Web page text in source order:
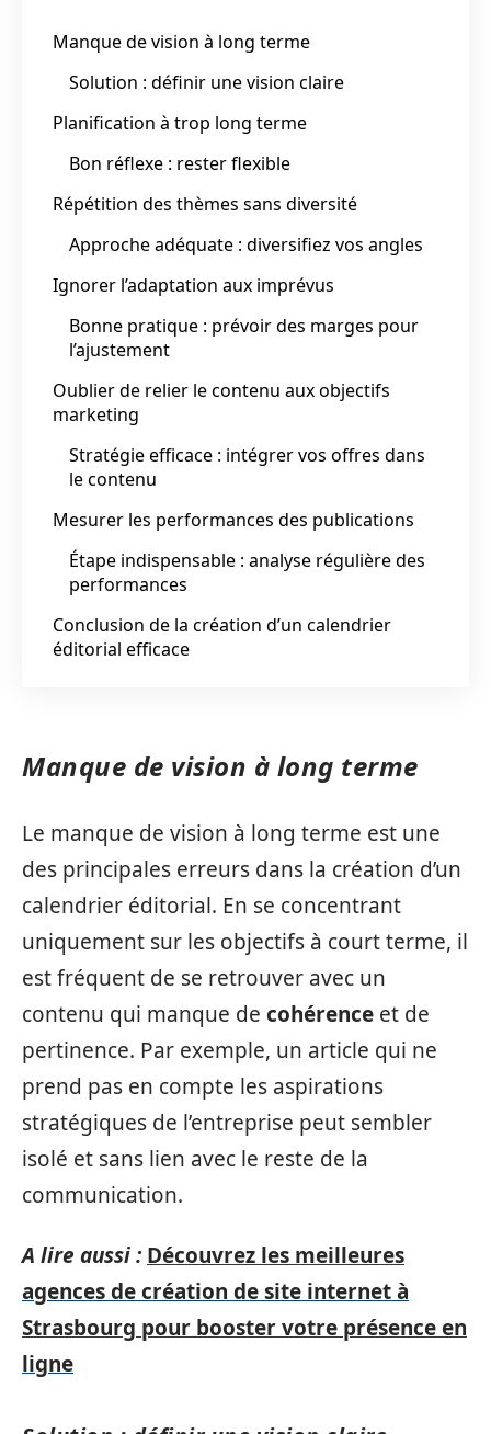
Manque de vision à long terme
Solution : définir une vision claire
Planification à trop long terme
Bon réflexe : rester flexible
Répétition des thèmes sans diversité
Approche adéquate : diversifiez vos angles
Ignorer l’adaptation aux imprévus
Bonne pratique : prévoir des marges pour
l’ajustement
Oublier de relier le contenu aux objectifs
marketing
Stratégie efficace : intégrer vos offres dans
le contenu
Mesurer les performances des publications
Étape indispensable : analyse régulière des
performances
Conclusion de la création d’un calendrier
éditorial efficace
Manque de vision à long terme
Le manque de vision à long terme est une
des principales erreurs dans la création d’un
calendrier éditorial. En se concentrant
uniquement sur les objectifs à court terme, il
est fréquent de se retrouver avec un
contenu qui manque de cohérence et de
pertinence. Par exemple, un article qui ne
prend pas en compte les aspirations
stratégiques de l’entreprise peut sembler
isolé et sans lien avec le reste de la
communication.
A lire aussi : Découvrez les meilleures
agences de création de site internet à
Strasbourg pour booster votre présence en
ligne